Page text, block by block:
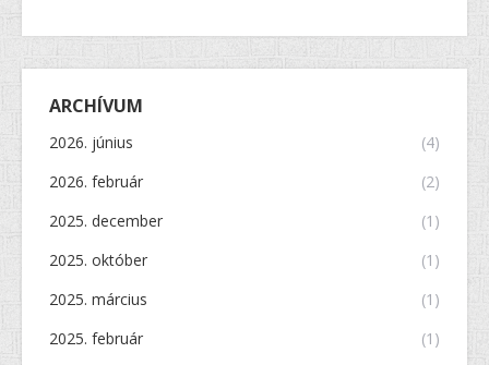
ARCHÍVUM
2026. június
(4)
2026. február
(2)
2025. december
(1)
2025. október
(1)
2025. március
(1)
2025. február
(1)